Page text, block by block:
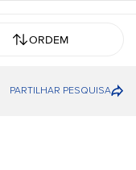
ORDEM
PARTILHAR PESQUISA